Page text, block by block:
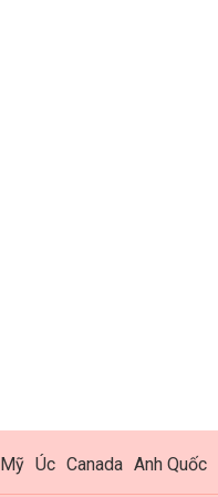
Mỹ Úc Canada Anh Quốc